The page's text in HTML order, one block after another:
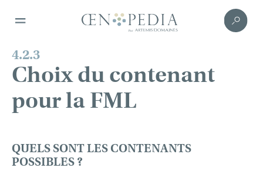
4.2.3
Choix du contenant
pour la FML
QUELS SONT LES CONTENANTS
POSSIBLES ?